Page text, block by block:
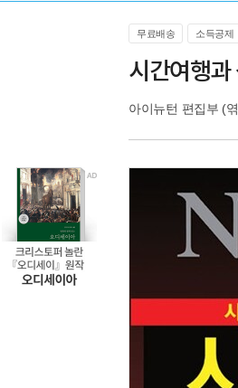
무료배송
소득공제
시간여행과
아이뉴턴 편집부 (